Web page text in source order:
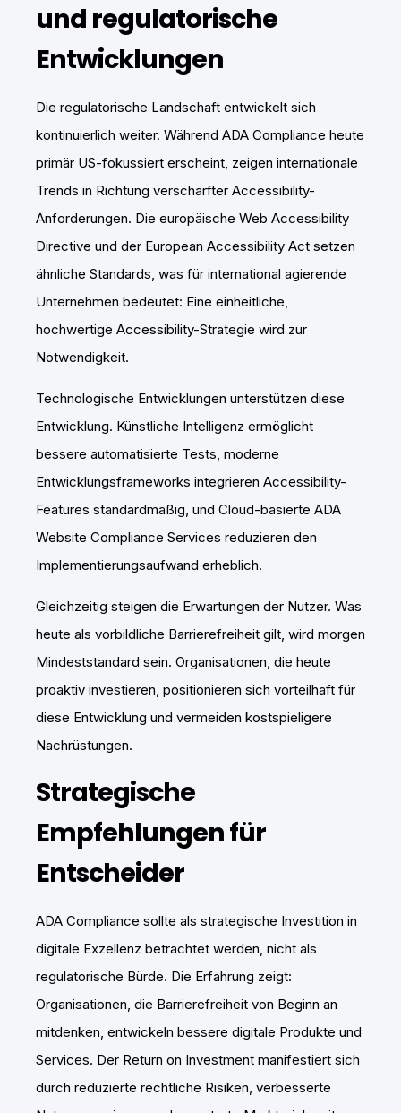
und regulatorische
Entwicklungen
Die regulatorische Landschaft entwickelt sich
kontinuierlich weiter. Während ADA Compliance heute
primär US-fokussiert erscheint, zeigen internationale
Trends in Richtung verschärfter Accessibility-
Anforderungen. Die europäische Web Accessibility
Directive und der European Accessibility Act setzen
ähnliche Standards, was für international agierende
Unternehmen bedeutet: Eine einheitliche,
hochwertige Accessibility-Strategie wird zur
Notwendigkeit.
Technologische Entwicklungen unterstützen diese
Entwicklung. Künstliche Intelligenz ermöglicht
bessere automatisierte Tests, moderne
Entwicklungsframeworks integrieren Accessibility-
Features standardmäßig, und Cloud-basierte ADA
Website Compliance Services reduzieren den
Implementierungsaufwand erheblich.
Gleichzeitig steigen die Erwartungen der Nutzer. Was
heute als vorbildliche Barrierefreiheit gilt, wird morgen
Mindeststandard sein. Organisationen, die heute
proaktiv investieren, positionieren sich vorteilhaft für
diese Entwicklung und vermeiden kostspieligere
Nachrüstungen.
Strategische
Empfehlungen für
Entscheider
ADA Compliance sollte als strategische Investition in
digitale Exzellenz betrachtet werden, nicht als
regulatorische Bürde. Die Erfahrung zeigt:
Organisationen, die Barrierefreiheit von Beginn an
mitdenken, entwickeln bessere digitale Produkte und
Services. Der Return on Investment manifestiert sich
durch reduzierte rechtliche Risiken, verbesserte